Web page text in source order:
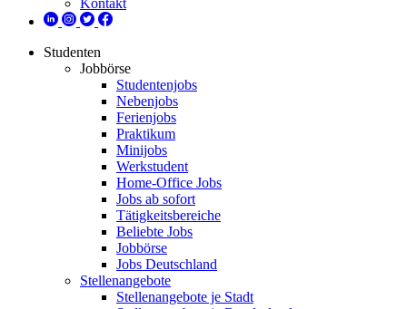
Kontakt
Studenten
Jobbörse
Studentenjobs
Nebenjobs
Ferienjobs
Praktikum
Minijobs
Werkstudent
Home-Office Jobs
Jobs ab sofort
Tätigkeitsbereiche
Beliebte Jobs
Jobbörse
Jobs Deutschland
Stellenangebote
Stellenangebote je Stadt